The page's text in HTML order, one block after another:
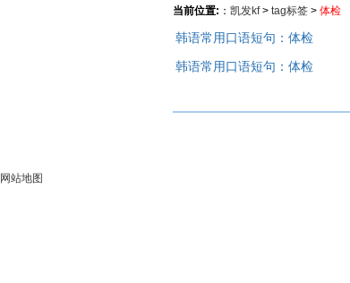
当前位置: ： 凯发kf> tag标签 > 体检
韩语常用口语短句：体检
韩语常用口语短句：体检
网站地图